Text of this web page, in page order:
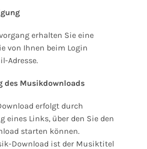
erhalten Sie eine
von Ihnen beim Login
Adresse.
des Musikdownloads
erfolgt durch
eines Links, über den Sie den
starten können.
Download ist der Musiktitel